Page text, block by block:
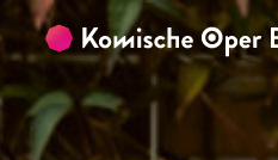
Zum Hauptinhalt springen